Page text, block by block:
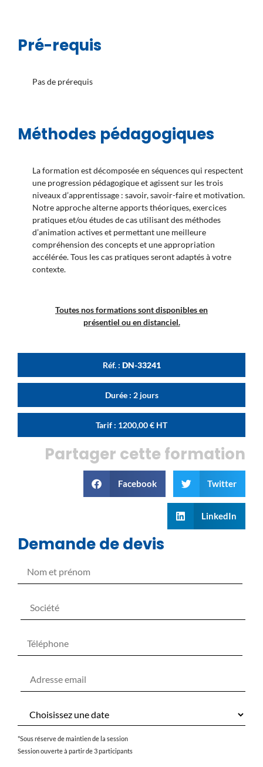
Pré-requis
Pas de prérequis
Méthodes pédagogiques
La formation est décomposée en séquences qui respectent
une progression pédagogique et agissent sur les trois
niveaux d’apprentissage : savoir, savoir-faire et motivation.
Notre approche alterne apports théoriques, exercices
pratiques et/ou études de cas utilisant des méthodes
d’animation actives et permettant une meilleure
compréhension des concepts et une appropriation
accélérée. Tous les cas pratiques seront adaptés à votre
contexte.
Toutes nos formations sont disponibles en
présentiel ou en distanciel.
Réf. : DN-33241
Durée : 2 jours
Tarif : 1200,00€ HT
Partager cette formation
Facebook Twitter
LinkedIn
Demande de devis
*Sous réserve de maintien de la session
Session ouverte à partir de 3 participants